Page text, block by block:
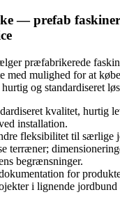
— prefab
præfabrikerede
med mulighed for at
og standardiseret
kvalitet, hurtig
installation.
fleksibilitet til særlige
terræner;
begrænsninger.
for
i lignende